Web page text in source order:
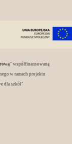
" współfinansowaną
w ramach projektu
dla szkół"